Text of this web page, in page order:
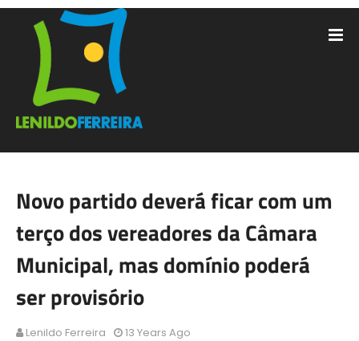
Novo partido deverá ficar com um
terço dos vereadores da Câmara
Municipal, mas domínio poderá
ser provisório
Lenildo Ferreira 13 Years Ago